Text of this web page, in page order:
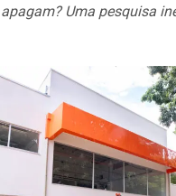
Uma pesquisa